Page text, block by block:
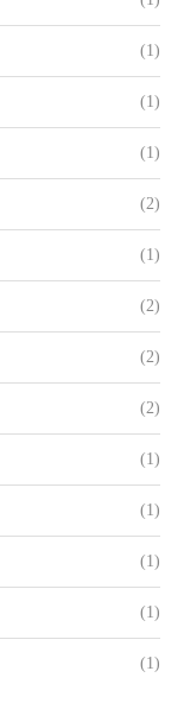
(1)
(1)
(1)
(2)
(1)
(2)
(2)
(2)
(1)
(1)
(1)
(1)
(1)